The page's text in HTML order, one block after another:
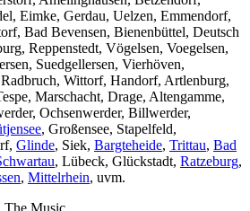
Eimke, Gerdau, Uelzen, Emmendorf,
Bad Bevensen, Bienenbüttel, Deutsch
Reppenstedt, Vögelsen, Voegelsen,
Suedgellersen, Vierhöven,
Wittorf, Handorf, Artlenburg,
Marschacht, Drage, Altengamme,
Ochsenwerder, Billwerder,
, Großensee, Stapelfeld,
Glinde, Siek, Bargteheide, Trittau, Bad
, Lübeck, Glückstadt, Ratzeburg,
, Mittelrhein, uvm.